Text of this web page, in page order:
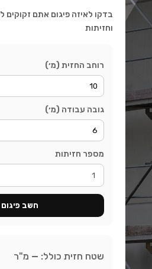
בדקו לאיזה פיגום אתם זקוקים
וחזיתות
רוחב החזית (מ׳)
גובה עבודה (מ׳)
מספר חזיתות
חשב פיגום
שטח חזית כולל: — מ"ר